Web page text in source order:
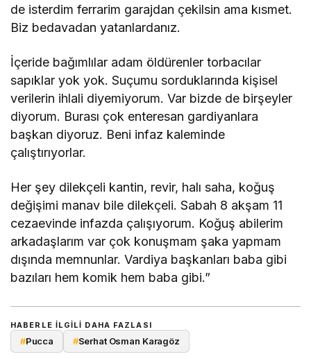
de isterdim ferrarim garajdan çekilsin ama kısmet.
Biz bedavadan yatanlardanız.
İçeride bağımlılar adam öldürenler torbacılar
sapıklar yok yok. Suçumu sorduklarında kişisel
verilerin ihlali diyemiyorum. Var bizde de birşeyler
diyorum. Burası çok enteresan gardiyanlara
başkan diyoruz. Beni infaz kaleminde
çalıştırıyorlar.
Her şey dilekçeli kantin, revir, halı saha, koğuş
değişimi manav bile dilekçeli. Sabah 8 akşam 11
cezaevinde infazda çalışıyorum. Koğuş abilerim
arkadaşlarım var çok konuşmam şaka yapmam
dışında memnunlar. Vardiya başkanları baba gibi
bazıları hem komik hem baba gibi.”
HABERLE ILGILI DAHA FAZLASI
#Pucca #Serhat Osman Karagöz